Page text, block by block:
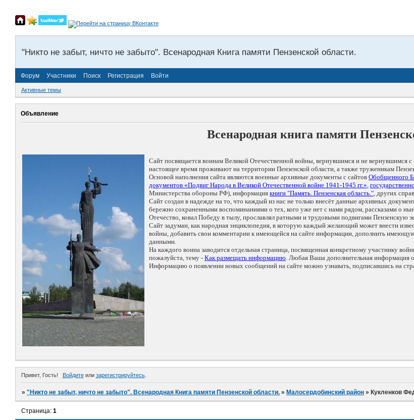
"Никто не забыт, ничто не забыто". Всенародная Книга памяти Пензенской области.
Форум Участники Поиск Регистрация Войти
Активные темы
Объявление
Всенародная книга памяти
Сайт посвящается воинам Великой Отечественной войны, вернувшимся и не вернувшимся
настоящее время проживают на территории Пензенской области, а также труженикам
Основой наполнения сайта являются военные архивные документы с сайтов Обобщенного
документов «Подвиг Народа в Великой Отечественной войне 1941-1945 гг.»,
Министерства обороны РФ), информация книги "Память. Пензенская область.", других
Сайт создан в надежде на то, что каждый из нас не только внесёт данные архивных
бережно сохраненными воспоминаниями о тех, кого уже нет с нами рядом, рассказами о
Отечество, ковал Победу в тылу, прославлял ратными и трудовыми подвигами Пензенскую
Сайт задуман, как народная энциклопедия, в которую каждый желающий может внести
войны, добавить свои комментарии к имеющейся на сайте информации, дополнить
данными.
На каждого воина заводится отдельная страница, посвященная конкретному участнику
пожалуйста, тему - Как размещать информацию. Любая Ваша дополнительная информация
Информацию о появлении новых сообщений на сайте можно узнавать, подписавшись на
Привет, Гость! Войдитеили зарегистрируйтесь.
»"Никто не забыт, ничто не забыто". Всенародная Книга памяти Пензенской области. » Малосердобинский район » Кукленков
Страница:1